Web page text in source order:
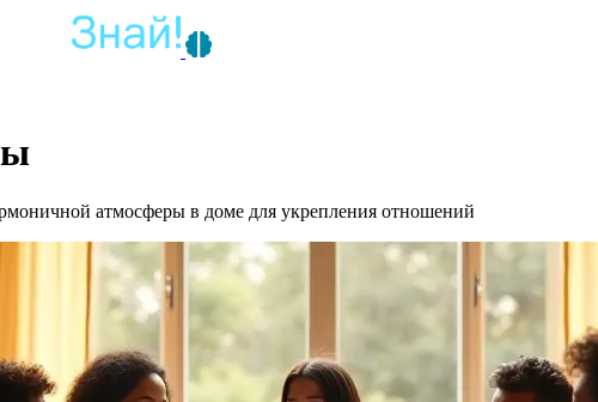
атмосферы в доме для укрепления отношений